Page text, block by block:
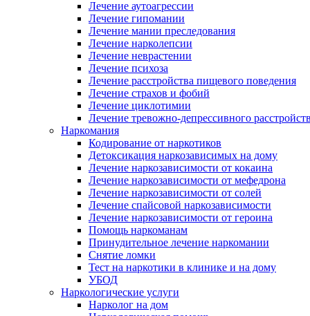
Лечение аутоагрессии
Лечение гипомании
Лечение мании преследования
Лечение нарколепсии
Лечение неврастении
Лечение психоза
Лечение расстройства пищевого поведения
Лечение страхов и фобий
Лечение циклотимии
Лечение тревожно-депрессивного
Наркомания
Кодирование от наркотиков
Детоксикация наркозависимых на дому
Лечение наркозависимости от кокаина
Лечение наркозависимости от мефедрона
Лечение наркозависимости от солей
Лечение спайсовой наркозависимости
Лечение наркозависимости от героина
Помощь наркоманам
Принудительное лечение наркомании
Снятие ломки
Тест на наркотики в клинике и на дому
УБОД
Наркологические услуги
Нарколог на дом